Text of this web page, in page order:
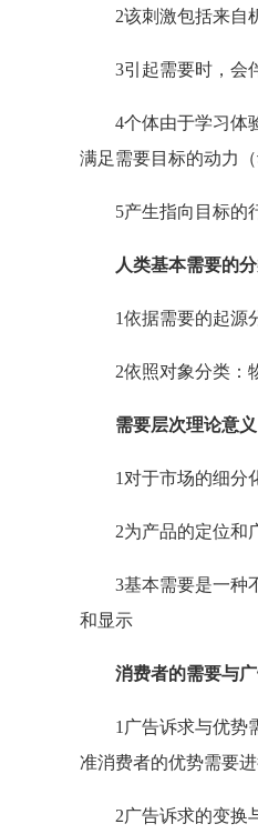
2该刺激包括来自
3引起需要时，会
4个体由于学习体验
满足需要目标的动力（
5产生指向目标的
人类基本需要的分
1依据需要的起源
2依照对象分类：
需要层次理论意义
1对于市场的细分化
2为产品的定位和
3基本需要是一种不
和显示
消费者的需要与
1广告诉求与优势需
准消费者的优势需要
2广告诉求的变换与